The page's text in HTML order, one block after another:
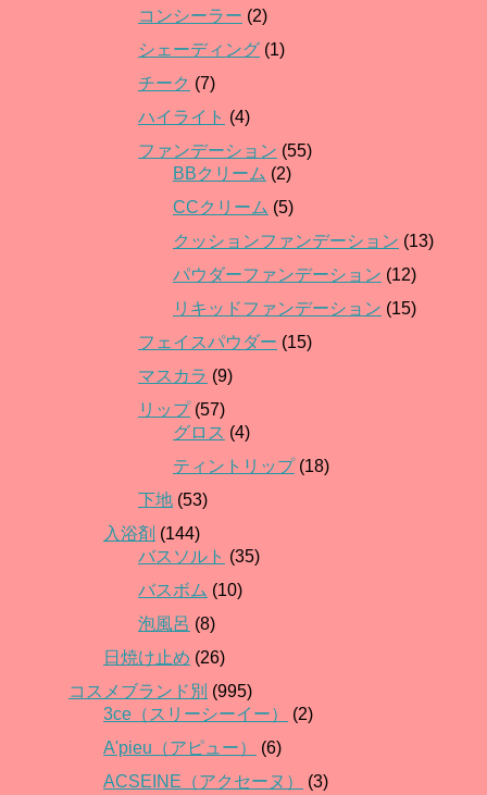
コンシーラー (2)
シェーディング (1)
チーク (7)
ハイライト (4)
ファンデーション (55)
BBクリーム (2)
CCクリーム (5)
クッションファンデーション (13)
パウダーファンデーション (12)
リキッドファンデーション (15)
フェイスパウダー (15)
マスカラ (9)
リップ(57)
グロス (4)
ティントリップ(18)
下地 (53)
入浴剤 (144)
バスソルト (35)
バスボム (10)
泡風呂 (8)
日焼け止め (26)
コスメブランド別 (995)
3ce（スリーシーイー）
(2)
A'pieu（アピュー）
(6)
ACSEINE（アクセーヌ）
(3)